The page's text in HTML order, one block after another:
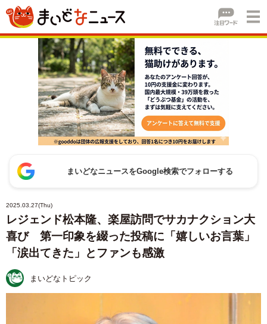
まいどなニュースをGoogle検索でフォローする
2025.03.27(Thu)
レジェンド松本隆、楽屋訪問でサカナクション大
喜び 第一印象を綴った投稿に「嬉しいお言葉」
「涙出てきた」とファンも感激
まいどなトピック